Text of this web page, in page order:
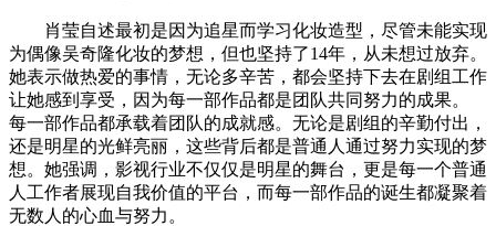
肖莹自述最初是因为追星而学习化妆造型，尽管未能实现
为偶像吴奇隆化妆的梦想，但也坚持了14年，从未想过放弃。
她表示做热爱的事情，无论多辛苦，都会坚持下去在剧组工作
让她感到享受，因为每一部作品都是团队共同努力的成果。
每一部作品都承载着团队的成就感。无论是剧组的辛勤付出，
还是明星的光鲜亮丽，这些背后都是普通人通过努力实现的梦
想。她强调，影视行业不仅仅是明星的舞台，更是每一个普通
人工作者展现自我价值的平台，而每一部作品的诞生都凝聚着
无数人的心血与努力。